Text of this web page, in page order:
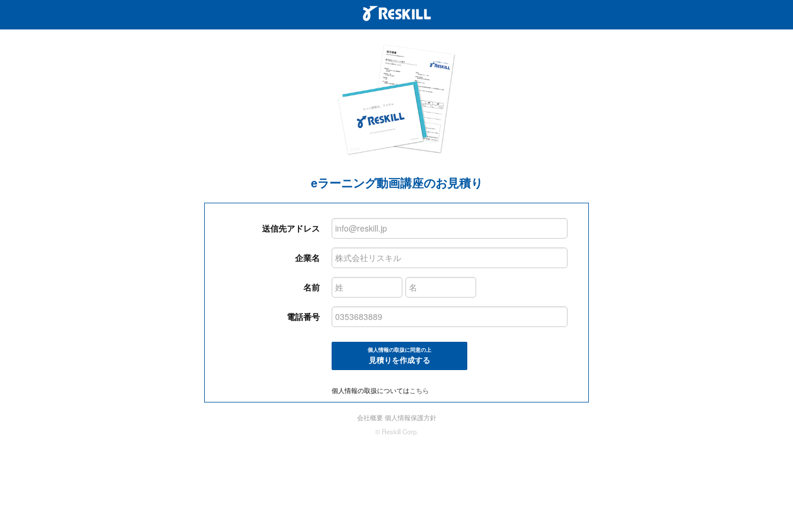
eラーニング動画講座のお見積り
送信先アドレス
企業名
名前
電話番号
個人情報の取扱に同意の上
見積りを作成する
個人情報の取扱についてはこちら
会社概要 個人情報保護方針
© Reskill Corp.